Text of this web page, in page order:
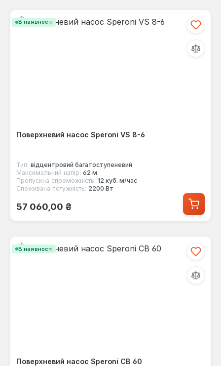
В наявності
Поверхневий насос Speroni VS 8-6
Тип: відцентровий багатоступеневий
Максимальний напір: 62 м
Пропускна спроможність: 12 куб. м/час
Споживана потужність: 2200 Вт
Звичайна ціна:
57 060,00 ₴
В наявності
Поверхневий насос Speroni СВ 60